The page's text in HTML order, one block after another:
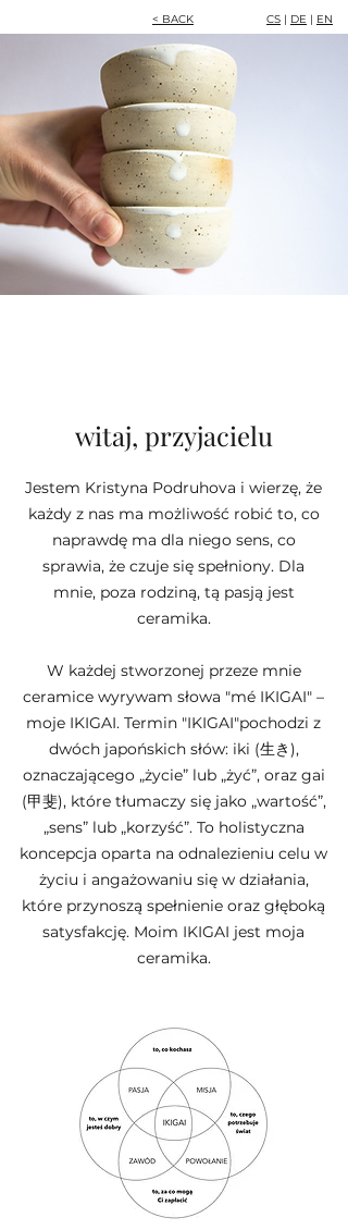
< BACK CS | DE | EN
witaj, przyjacielu
Jestem Kristyna Podruhova i wierzę, że
każdy z nas ma możliwość robić to, co
naprawdę ma dla niego sens, co
sprawia, że czuje się spełniony. Dla
mnie, poza rodziną, tą pasją jest
ceramika.
W każdej stworzonej przeze mnie
ceramice wyrywam słowa "mé IKIGAI" –
moje IKIGAI. Termin "IKIGAI"pochodzi z
dwóch japońskich słów: iki (生き),
oznaczającego „życie” lub „żyć”, oraz gai
(甲斐), które tłumaczy się jako „wartość”,
„sens” lub „korzyść”. To holistyczna
koncepcja oparta na odnalezieniu celu w
życiu i angażowaniu się w działania,
które przynoszą spełnienie oraz głęboką
satysfakcję. Moim IKIGAI jest moja
ceramika.